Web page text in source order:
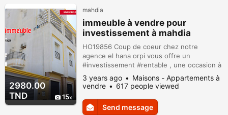
2980.00
TND
15
mahdia
immeuble à vendre pour
investissement à mahdia
HO19856 Coup de coeur chez notre
agence el hana orpi vous offre un
#investissement #rentable , une occasion à
ne pas rater, un #immeuble de 4 étage avec
ascenseur ? qui contient des s+1 s+2 dans
un emplacement très idéal;au premier lieu à
proximité #faculté mahdia et au deuxième
lieu des minutes de la #mer immeuble au
3 years ago
Maisons - Appartements à
vendre
617 people viewed
Send message